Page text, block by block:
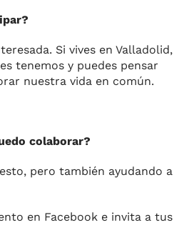
Si vives en Valladolid,
tenemos y puedes pensar
nuestra vida en común.
colaborar?
pero también ayudando a
en Facebook e invita a tus